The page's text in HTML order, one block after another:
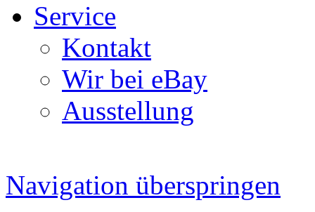
Service
Kontakt
Wir bei eBay
Ausstellung
Navigation überspringen